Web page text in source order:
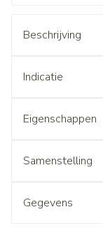
Beschrijving
Indicatie
Eigenschappen
Samenstelling
Gegevens